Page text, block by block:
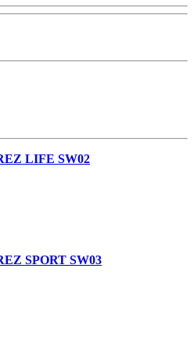
LIFE SW02
SPORT SW03